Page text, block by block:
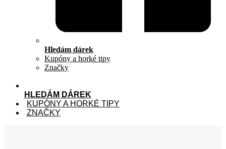
Hledám dárek
Kupóny a horké tipy
Značky
HLEDÁM DÁREK
KUPÓNY A HORKÉ TIPY
ZNAČKY